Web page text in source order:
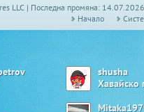
LLC | Последна промяна: 14.07.2026
Начало
shusha
Хавайско